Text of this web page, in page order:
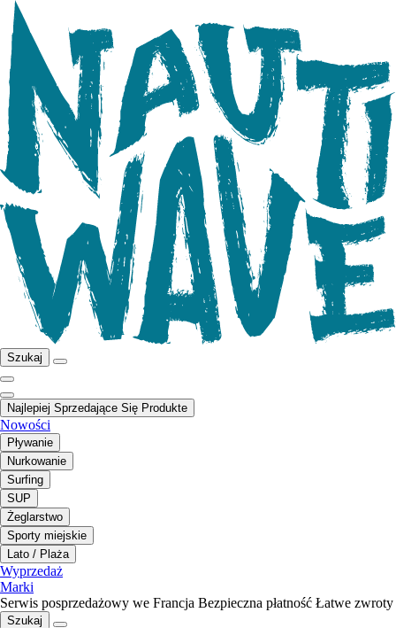
Szukaj
Najlepiej Sprzedające Się Produkte
Nowości
Pływanie
Nurkowanie
Surfing
SUP
Żeglarstwo
Sporty miejskie
Lato / Plaża
Wyprzedaż
Marki
Serwis posprzedażowy we Francja Bezpieczna płatność Łatwe zwroty
Szukaj